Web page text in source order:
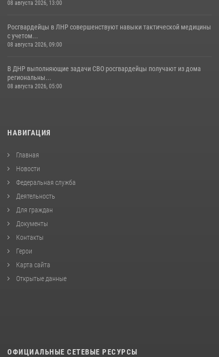
08 августа 2026, 13:00
Росгвардейцы в ЛНР совершенствуют навыки тактической медицины
с учетом...
08 августа 2026, 09:00
В ДНР выполняющие задачи СВО росгвардейцы получают из дома
региональны...
08 августа 2026, 05:00
НАВИГАЦИЯ
Главная
Новости
Федеральная служба
Деятельность
Для граждан
Документы
Контакты
Герои
Карта сайта
Открытые данные
ОФИЦИАЛЬНЫЕ СЕТЕВЫЕ РЕСУРСЫ